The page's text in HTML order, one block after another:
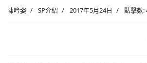
陳吟姿 SP介紹 2017年5月24日 點擊數: